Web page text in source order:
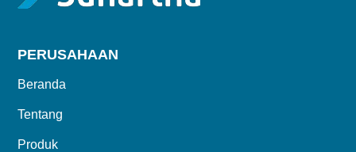
PERUSAHAAN
Beranda
Tentang
Produk